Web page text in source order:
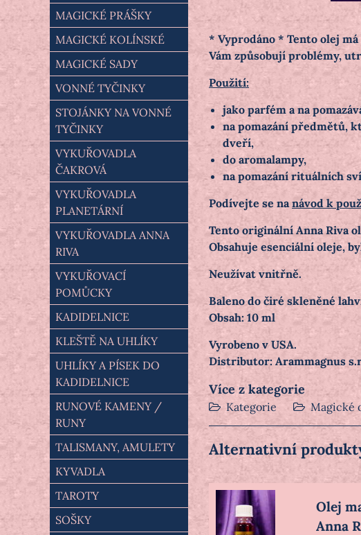
* Vyprodáno * Tento olej
Vám způsobují problémy,
Použití:
jako parfém a na
na pomazání předmětů,
dveří,
do aromalampy,
na pomazání rituálních
Podívejte se nanávod k
Tento originální Anna Riva
Obsahuje esenciální oleje,
Neužívat vnitřně.
Baleno do čiré skleněné
Obsah: 10 ml
Vyrobeno v USA.
Distributor: Arammagnus
Více z kategorie
Kategorie Magické
Alternativní
Olej
Anna
MAGICKÉ PRÁŠKY
MAGICKÉ KOLÍNSKÉ
MAGICKÉ SADY
VONNÉ TYČINKY
STOJÁNKY NA VONNÉ
TYČINKY
VYKUŘOVADLA
ČAKROVÁ
VYKUŘOVADLA
PLANETÁRNÍ
VYKUŘOVADLA ANNA
RIVA
VYKUŘOVACÍ
POMŮCKY
KADIDELNICE
KLEŠTĚ NA UHLÍKY
UHLÍKY A PÍSEK DO
KADIDELNICE
RUNOVÉ KAMENY /
RUNY
TALISMANY, AMULETY
KYVADLA
TAROTY
SOŠKY